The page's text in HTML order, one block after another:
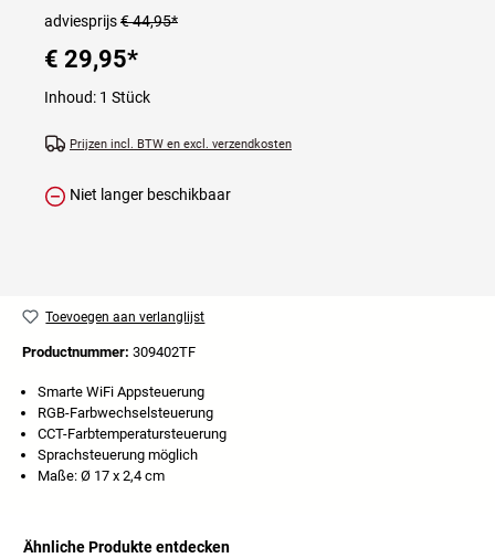
adviesprijs€ 44,95*
€ 29,95*
Inhoud: 1 Stück
Prijzen incl. BTW en excl. verzendkosten
Niet langer beschikbaar
Toevoegen aan verlanglijst
Productnummer: 309402TF
Smarte WiFi Appsteuerung
RGB-Farbwechselsteuerung
CCT-Farbtemperatursteuerung
Sprachsteuerung möglich
Maße: Ø 17 x 2,4 cm
Ähnliche Produkte entdecken